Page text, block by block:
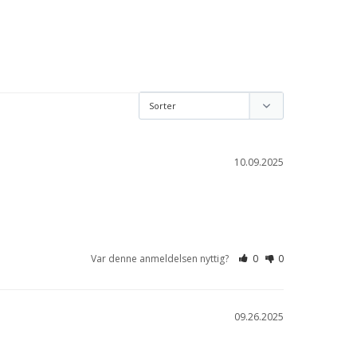
10.09.2025
Var denne anmeldelsen nyttig? 0 0
09.26.2025